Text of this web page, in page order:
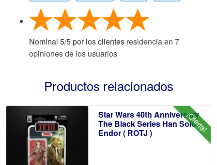
Nominal 5/5por los clientes residencia en 7
opiniones de los usuarios
Productos relacionados
¡Oferta!
Star Wars 40th Anniversary
The Black Series Han Solo
Endor ( ROTJ )